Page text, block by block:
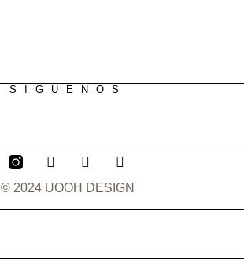
SÍGUENOS
© 2024 UOOH DESIGN